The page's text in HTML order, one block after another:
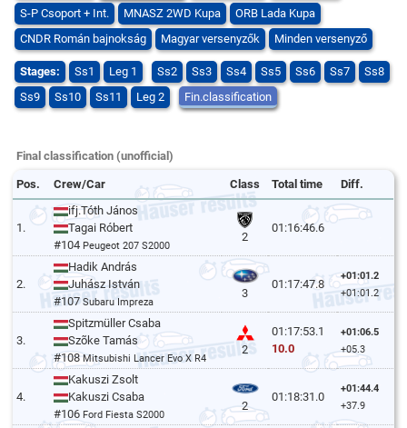
S-P Csoport + Int.
MNASZ 2WD Kupa
ORB Lada Kupa
CNDR Román bajnokság
Magyar versenyzők Minden versenyző
Stages: Ss1 Leg 1 Ss2 Ss3 Ss4 Ss5 Ss6 Ss7
Ss8
Ss9
Ss10 Ss11 Leg 2 Fin.classification
Final classification (unofficial)
Pos. Crew/Car Class Total time Diff.
1.
ifj.Tóth János
Tagai Róbert
#104 Peugeot 207 S2000
2
01:16:46.6
2.
Hadik András
Juhász István
#107Subaru Impreza
3
01:17:47.8
+01:01.2
+01:01.2
3.
Spitzmüller Csaba
Szõke Tamás
#108Mitsubishi Lancer Evo X R4
2
01:17:53.1
10.0
+01:06.5
+05.3
4.
Kakuszi Zsolt
Kakuszi Csaba
#106 Ford Fiesta S2000
2
01:18:31.0
+01:44.4
+37.9